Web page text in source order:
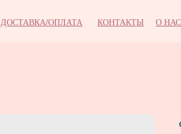
ДОСТАВКА/ОПЛАТА КОНТАКТЫ О НАС